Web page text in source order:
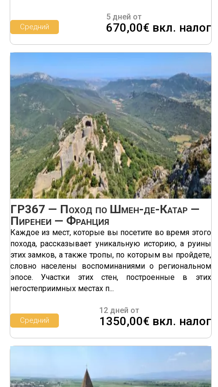
5 дней от
670,00€ вкл. налог
Средний
ГР367 — Поход по Шмен-де-Катар —
Пиренеи — Франция
Каждое из мест, которые вы посетите во время этого
похода, рассказывает уникальную историю, а руины
этих замков, а также тропы, по которым вы пройдете,
словно населены воспоминаниями о региональном
эпосе. Участки этих стен, построенные в этих
негостеприимных местах п...
12 дней от
1350,00€ вкл. налог
Средний